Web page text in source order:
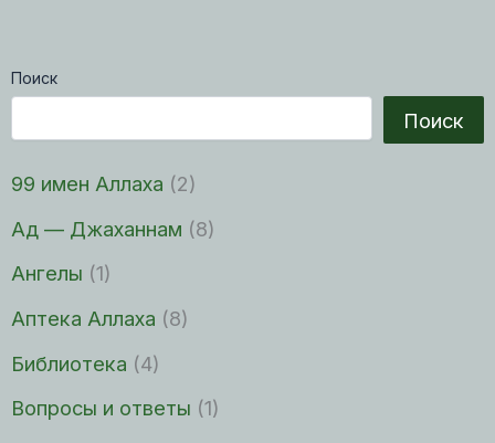
Поиск
Поиск
99 имен Аллаха (2)
Ад — Джаханнам (8)
Ангелы (1)
Аптека Аллаха (8)
Библиотека (4)
Вопросы и ответы (1)